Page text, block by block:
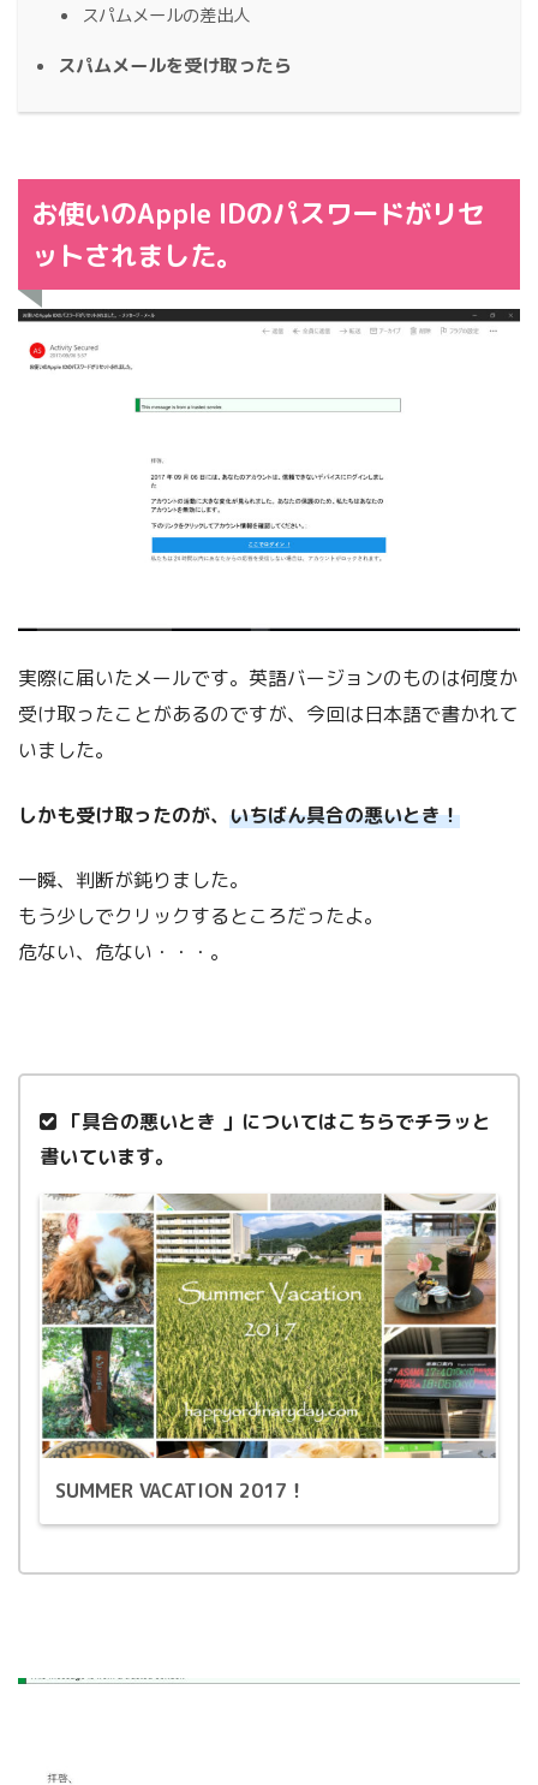
スパムメールの差出人
スパムメールを受け取ったら
お使いのApple IDのパスワードがリセ
ットされました。
実際に届いたメールです。英語バージョンのものは何度か
受け取ったことがあるのですが、今回は日本語で書かれて
いました。
しかも受け取ったのが、 いちばん具合の悪いとき！
一瞬、判断が鈍りました。
もう少しでクリックするところだったよ。
危ない、危ない・・・。
「具合の悪いとき 」についてはこちらでチラッと
書いています。
SUMMER VACATION 2017！